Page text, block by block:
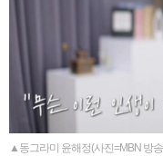
▲동그라미 윤해정(사진=MBN 방